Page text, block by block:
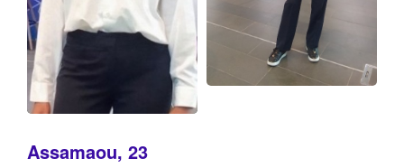
Assamaou, 23